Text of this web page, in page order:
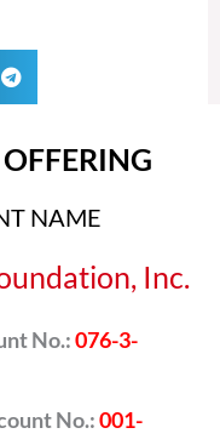
NAME
Inc.
No.:076-3-
No.:001-